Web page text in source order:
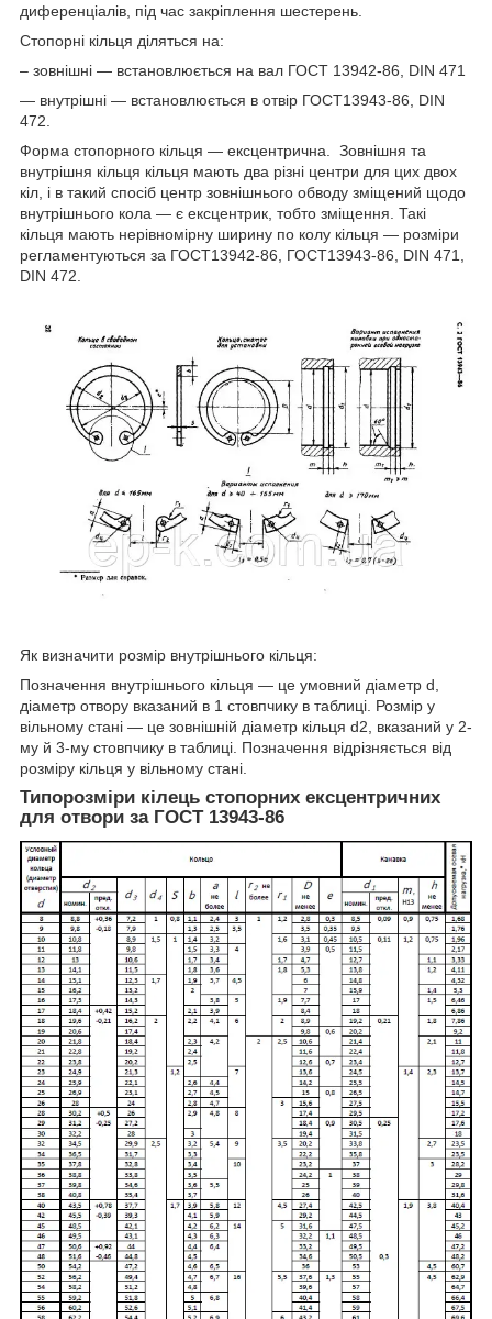
диференціалів, під час закріплення шестерень.
Стопорні кільця діляться на:
– зовнішні — встановлюється на вал ГОСТ 13942-86, DIN 471
— внутрішні — встановлюється в отвір ГОСТ13943-86, DIN
472.
Форма стопорного кільця — ексцентрична. Зовнішня та
внутрішня кільця кільця мають два різні центри для цих двох
кіл, і в такий спосіб центр зовнішнього обводу зміщений щодо
внутрішнього кола — є ексцентрик, тобто зміщення. Такі
кільця мають нерівномірну ширину по колу кільця — розміри
регламентуються за ГОСТ13942-86, ГОСТ13943-86, DIN 471,
DIN 472.
Як визначити розмір внутрішнього кільця:
Позначення внутрішнього кільця — це умовний діаметр d,
діаметр отвору вказаний в 1 стовпчику в таблиці. Розмір у
вільному стані — це зовнішній діаметр кільця d2, вказаний у 2-
му й 3-му стовпчику в таблиці. Позначення відрізняється від
розміру кільця у вільному стані.
Типорозміри кілець стопорних ексцентричних
для отвори за ГОСТ 13943-86